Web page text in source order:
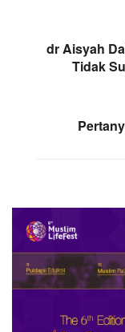
dr Aisyah
Tidak